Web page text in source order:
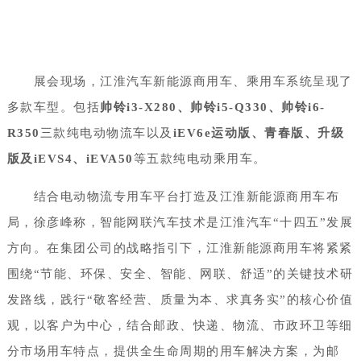
展会现场，江淮汽车新能源商用车、乘用车系统呈现了
多款车型。包括帅铃i3-X280、帅铃i5-Q330、帅铃i6-
R350 三款纯电动物流车以及 iEV6e运动版、青春版、升级
版及iEVS4、iEVA50等五款纯电动乘用车。
结合电动物流专用车平台打造及江淮新能源商用车布
局，徐彦峰称，智能网联汽车技术是江淮汽车“十四五”发展
方向。在集团公司的战略指引下，江淮新能源商用车将紧紧
围绕“节能、环保、安全、智能、网联、舒适”的关键技术研
发路线，践行“敬客经营、质量为本、求真务实”的核心价值
观，以客户为中心，结合邮政、快递、物流、市政环卫等细
分市场用车特点，提供全生命周期的用车解决方案，为邮